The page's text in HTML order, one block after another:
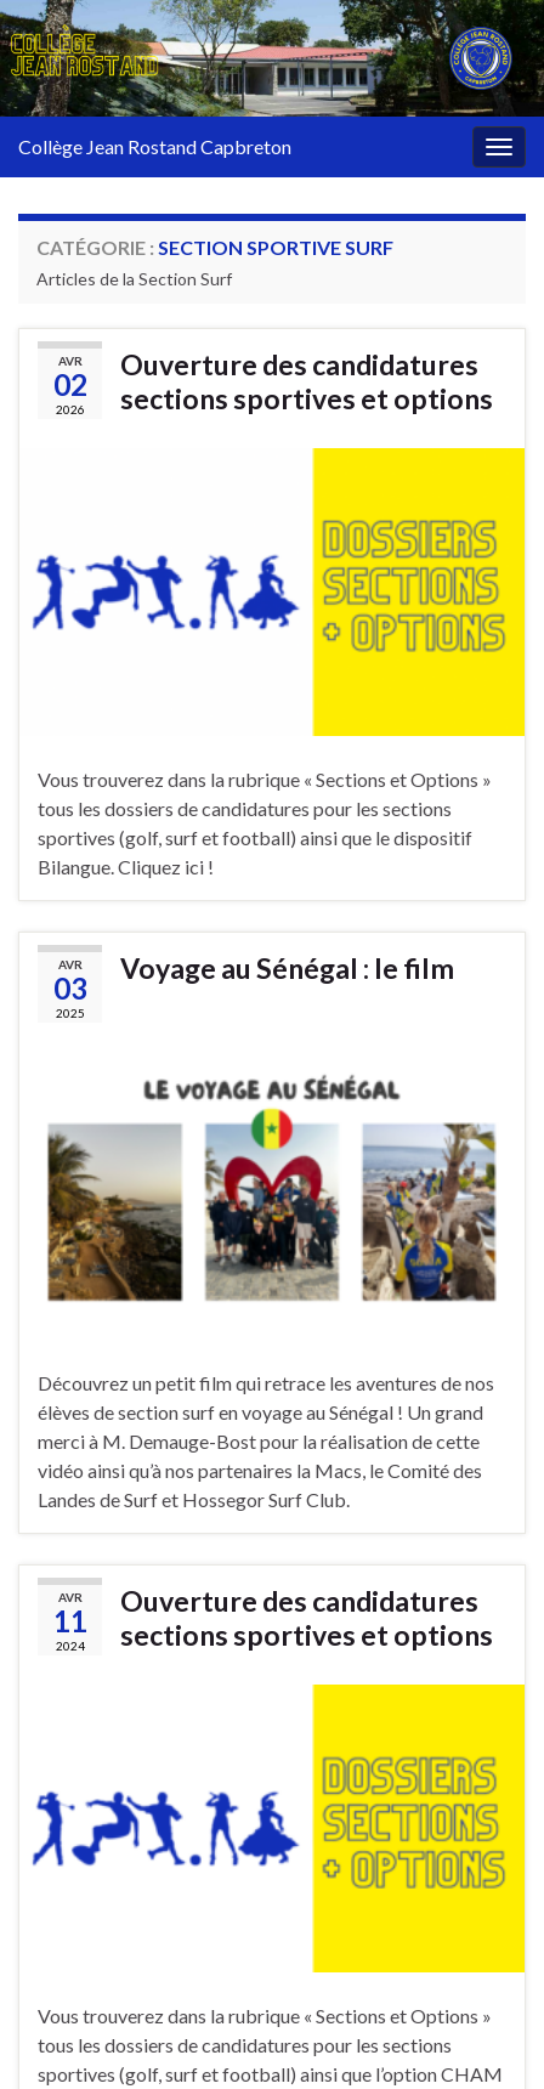
Collège Jean Rostand Capbreton
CATÉGORIE : SECTION SPORTIVE SURF
Articles de la Section Surf
AVR
02
2026
Ouverture des candidatures
sections sportives et options
Vous trouverez dans la rubrique « Sections et Options »
tous les dossiers de candidatures pour les sections
sportives (golf, surf et football) ainsi que le dispositif
Bilangue. Cliquez ici !
AVR
03
2025
Voyage au Sénégal : le film
Découvrez un petit film qui retrace les aventures de nos
élèves de section surf en voyage au Sénégal ! Un grand
merci à M. Demauge-Bost pour la réalisation de cette
vidéo ainsi qu’à nos partenaires la Macs, le Comité des
Landes de Surf et Hossegor Surf Club.
AVR
11
2024
Ouverture des candidatures
sections sportives et options
Vous trouverez dans la rubrique « Sections et Options »
tous les dossiers de candidatures pour les sections
sportives (golf, surf et football) ainsi que l’option CHAM